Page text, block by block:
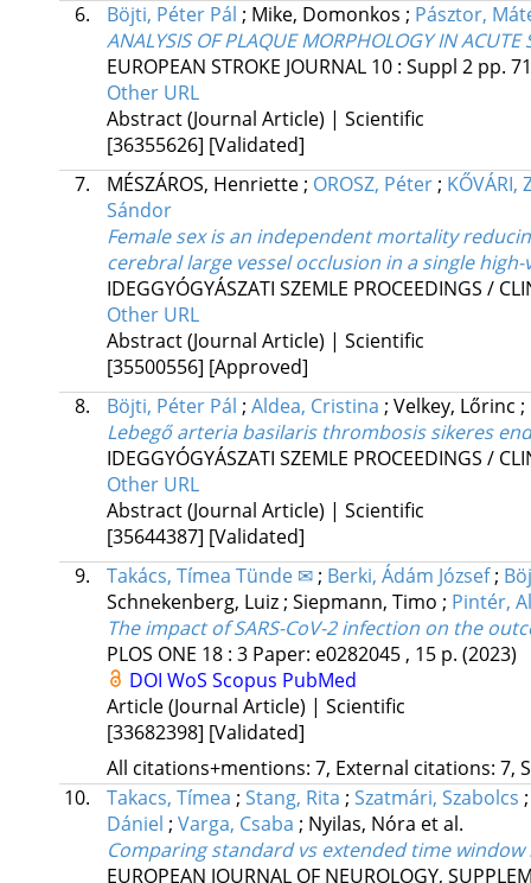
6.
Böjti, Péter Pál ; Mike, Domonkos ; Pásztor,
ANALYSIS OF PLAQUE MORPHOLOGY IN ACUTE
EUROPEAN STROKE JOURNAL 10: Suppl 2 pp.
Other URL
Abstract (Journal Article) | Scientific
[36355626] [Validated]
7.
MÉSZÁROS, Henriette; OROSZ, Péter; KŐVÁRI,
Sándor
Female sex is an independent mortality
cerebral large vessel occlusion in a single
IDEGGYÓGYÁSZATI SZEMLE PROCEEDINGS /
Other URL
Abstract (Journal Article) | Scientific
[35500556] [Approved]
8.
Böjti, Péter Pál ; Aldea, Cristina ; Velkey, Lőrinc ;
Lebegő arteria basilaris thrombosis sikeres
IDEGGYÓGYÁSZATI SZEMLE PROCEEDINGS /
Other URL
Abstract (Journal Article) | Scientific
[35644387] [Validated]
9.
Takács, Tímea Tünde ✉; Berki, Ádám József;
Schnekenberg, Luiz; Siepmann, Timo ; Pintér,
The impact of SARS-CoV-2 infection on the
PLOS ONE 18: 3 Paper: e0282045 , 15 p. (2023)
DOI WoS Scopus PubMed
Article (Journal Article) | Scientific
[33682398] [Validated]
All citations+mentions: 7, External citations: 7,
10.
Takacs, Tímea ; Stang, Rita ; Szatmári, Szabolcs
Dániel ; Varga, Csaba ; Nyilas, Nóra et al.
Comparing standard vs extended time
EUROPEAN JOURNAL OF NEUROLOGY,